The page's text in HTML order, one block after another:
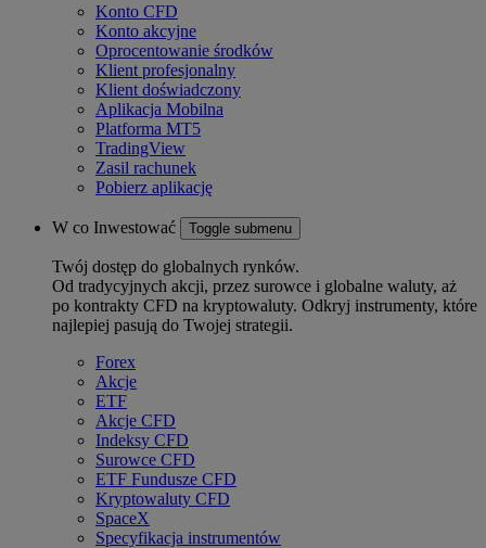
Konto CFD
Konto akcyjne
Oprocentowanie środków
Klient profesjonalny
Klient doświadczony
Aplikacja Mobilna
Platforma MT5
TradingView
Zasil rachunek
Pobierz aplikację
W co Inwestować Toggle submenu
Twój dostęp do globalnych rynków.
Od tradycyjnych akcji, przez surowce i globalne waluty, aż
po kontrakty CFD na kryptowaluty. Odkryj instrumenty, które
najlepiej pasują do Twojej strategii.
Forex
Akcje
ETF
Akcje CFD
Indeksy CFD
Surowce CFD
ETF Fundusze CFD
Kryptowaluty CFD
SpaceX
Specyfikacja instrumentów